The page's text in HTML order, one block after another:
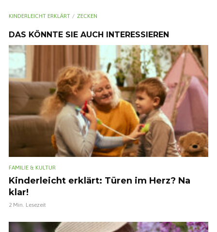
KINDERLEICHT ERKLÄRT ZECKEN
DAS KÖNNTE SIE AUCH INTERESSIEREN
FAMILIE & KULTUR
Kinderleicht erklärt: Türen im Herz? Na
klar!
2 Min. Lesezeit